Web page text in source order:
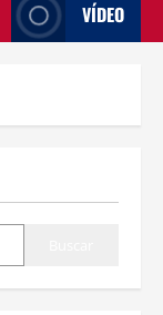
VÍDEO